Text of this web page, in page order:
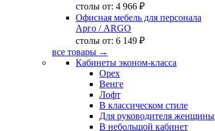
столы от: 4 966 ₽
Офисная мебель для персонала
Арго / ARGO
столы от: 6 149 ₽
все товары →
Кабинеты эконом-класса
Орех
Венге
Лофт
В классическом стиле
Для руководителя женщины
В небольшой кабинет